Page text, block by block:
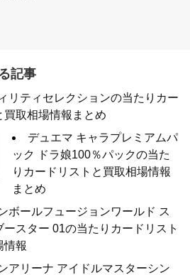
記事
リティセレクションの当たりカー
買取相場情報まとめ
デュエマ キャラプレミアムパ
ック ドラ娘100％パックの当た
りカードリストと買取相場情報
まとめ
ボールフュージョンワールド ス
ースター 01の当たりカードリスト
情報
アリーナ アイドルマスターシン